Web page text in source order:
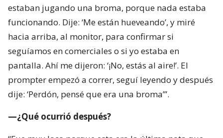
estaban jugando una broma, porque nada estaba
funcionando. Dije: ‘Me están hueveando’, y miré
hacia arriba, al monitor, para confirmar si
seguíamos en comerciales o si yo estaba en
pantalla. Ahí me dijeron: ‘¡No, estás al aire!’. El
prompter empezó a correr, seguí leyendo y después
dije: ‘Perdón, pensé que era una broma’”.
—¿Qué ocurrió después?